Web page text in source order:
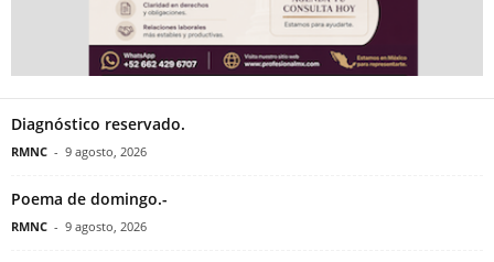
Diagnóstico reservado.
RMNC - 9 agosto, 2026
Poema de domingo.-
RMNC - 9 agosto, 2026